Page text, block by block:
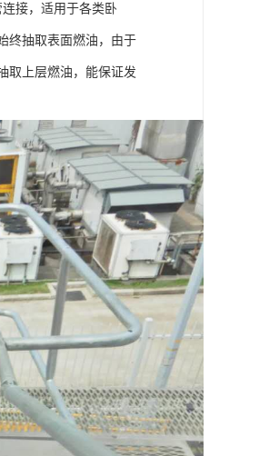
接，适用于各类卧
终抽取表面燃油，由于
取上层燃油，能保证发